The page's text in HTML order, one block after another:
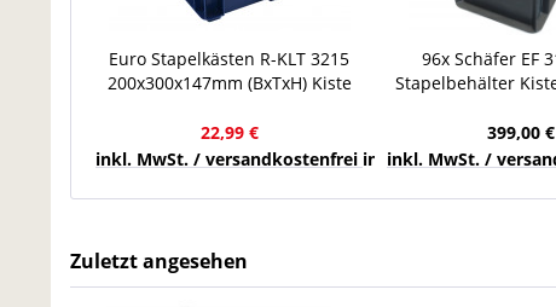
Euro Stapelkästen R-KLT 3215
200x300x147mm (BxTxH) Kiste
20 kg
22,99 €
inkl. MwSt. / versandkostenfrei innerhalb
96x Schäfer EF
Stapelbehälter
399,00 €
inkl. MwSt. /
Zuletzt angesehen